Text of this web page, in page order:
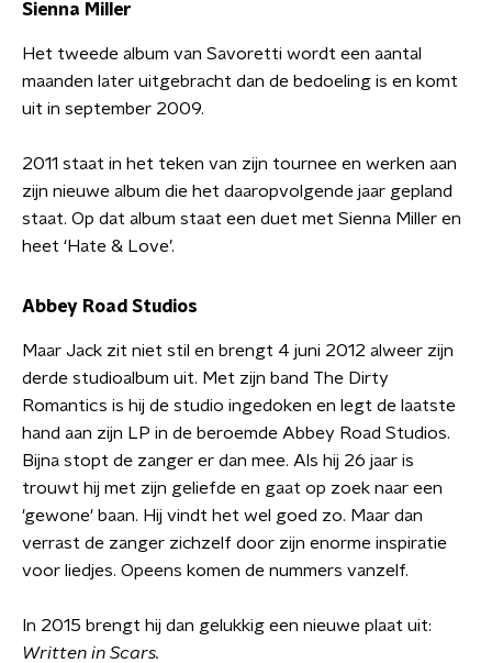
Sienna Miller
Het tweede album van Savoretti wordt een aantal
maanden later uitgebracht dan de bedoeling is en komt
uit in september 2009.
2011 staat in het teken van zijn tournee en werken aan
zijn nieuwe album die het daaropvolgende jaar gepland
staat. Op dat album staat een duet met Sienna Miller en
heet ‘Hate & Love’.
Abbey Road Studios
Maar Jack zit niet stil en brengt 4 juni 2012 alweer zijn
derde studioalbum uit. Met zijn band The Dirty
Romantics is hij de studio ingedoken en legt de laatste
hand aan zijn LP in de beroemde Abbey Road Studios.
Bijna stopt de zanger er dan mee. Als hij 26 jaar is
trouwt hij met zijn geliefde en gaat op zoek naar een
'gewone' baan. Hij vindt het wel goed zo. Maar dan
verrast de zanger zichzelf door zijn enorme inspiratie
voor liedjes. Opeens komen de nummers vanzelf.
In 2015 brengt hij dan gelukkig een nieuwe plaat uit:
Written in Scars.